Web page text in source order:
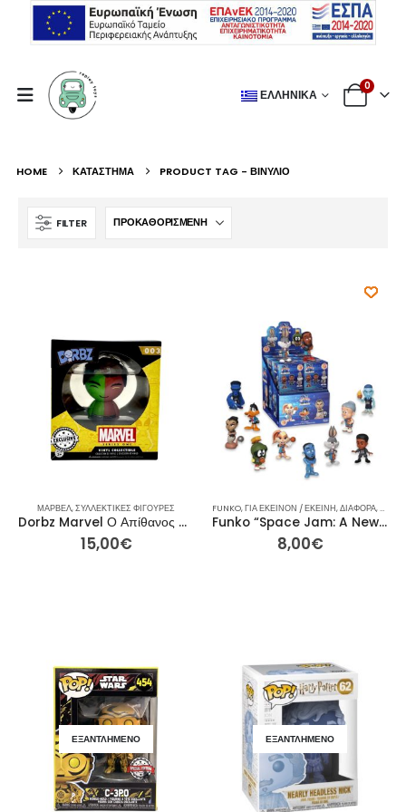
ΕΛΛΗΝΙΚΆ
0
HOME ΚΑΤΆΣΤΗΜΑ PRODUCT TAG - ΒΙΝΎΛΙΟ
FILTER
ΜΑΡΒΕΛ,ΣΥΛΛΕΚΤΙΚΈΣ ΦΙΓΟΎΡΕΣ
Dorbz Marvel Ο Απίθανος Χουλκ Series One 003 Συλλεκτική Φιγούρα από Βινύλιο Πράσινο Κόκκινο από τη Funko
15,00€
FUNKO,ΓΙΑ ΕΚΕΊΝΟΝ / ΕΚΕΊΝΗ,ΔΙΆΦΟΡΑ,
Funko “Space Jam: A New Legacy” Mystery Minis Φιγούρα Βινυλίου
8,00€
ΕΞΑΝΤΛΗΜΈΝΟ ΕΞΑΝΤΛΗΜΈΝΟ